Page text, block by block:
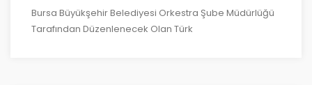
Bursa Büyükşehir Belediyesi Orkestra Şube Müdürlüğü
Tarafından Düzenlenecek Olan Türk